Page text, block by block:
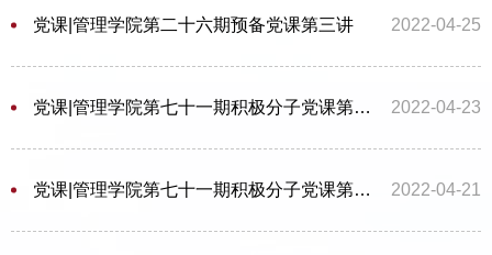
2022-04-25
党课|管理学院第二十六期预备党课第三讲
2022-04-23
党课|管理学院第七十一期积极分子党课第二讲
2022-04-21
党课|管理学院第七十一期积极分子党课第一讲